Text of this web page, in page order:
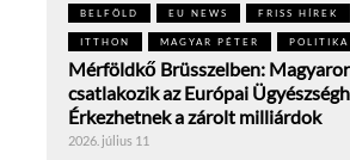
BELFÖLD EU NEWS FRISS HÍREK
ITTHON MAGYAR PÉTER POLITIKA
Mérföldkő Brüsszelben:
csatlakozik az Európai
Érkezhetnek a zárolt milliárdok
2026. július 11